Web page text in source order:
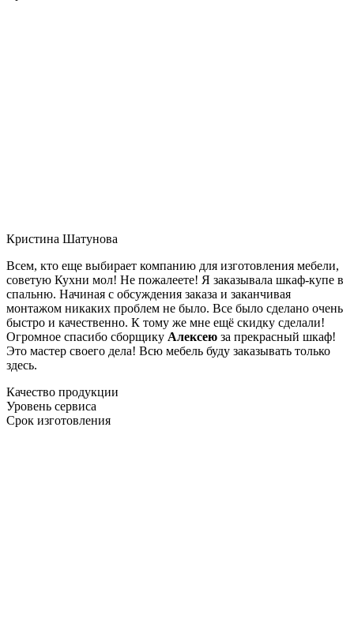
Кристина Шатунова
Всем, кто еще выбирает компанию для изготовления мебели,
советую Кухни мол! Не пожалеете! Я заказывала шкаф-купе в
спальню. Начиная с обсуждения заказа и заканчивая
монтажом никаких проблем не было. Все было сделано очень
быстро и качественно. К тому же мне ещё скидку сделали!
Огромное спасибо сборщику Алексею за прекрасный шкаф!
Это мастер своего дела! Всю мебель буду заказывать только
здесь.
Качество продукции
Уровень сервиса
Срок изготовления